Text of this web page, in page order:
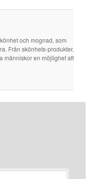
och mognad, som
Från skönhets-produkter,
människor en möjlighet att